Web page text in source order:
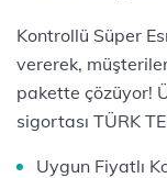
Kontrollü Süper
vererek,
pakette çözüyor!
sigortası TÜRK
Uygun Fiyatlı